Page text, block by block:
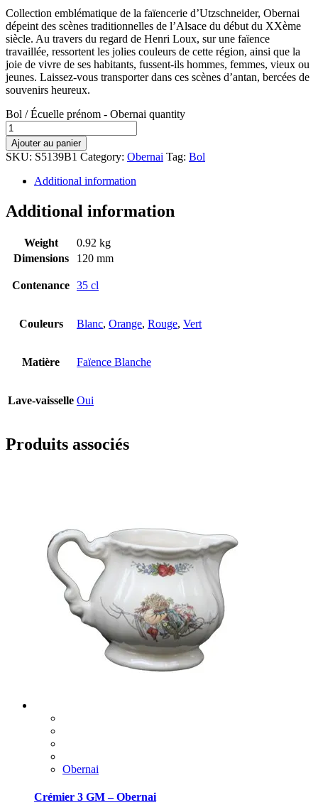
Collection emblématique de la faïencerie d’Utzschneider, Obernai
dépeint des scènes traditionnelles de l’Alsace du début du XXème
siècle. Au travers du regard de Henri Loux, sur une faïence
travaillée, ressortent les jolies couleurs de cette région, ainsi que la
joie de vivre de ses habitants, fussent-ils hommes, femmes, vieux ou
jeunes. Laissez-vous transporter dans ces scènes d’antan, bercées de
souvenirs heureux.
Bol / Écuelle prénom - Obernai quantity
Ajouter au panier
SKU: S5139B1 Category: Obernai Tag: Bol
Additional information
Additional information
Weight
0.92 kg
Dimensions
120 mm
Contenance 35 cl
Couleurs Blanc, Orange, Rouge, Vert
Matière Faïence Blanche
Lave-vaisselle Oui
Produits associés
Obernai
Crémier 3 GM – Obernai